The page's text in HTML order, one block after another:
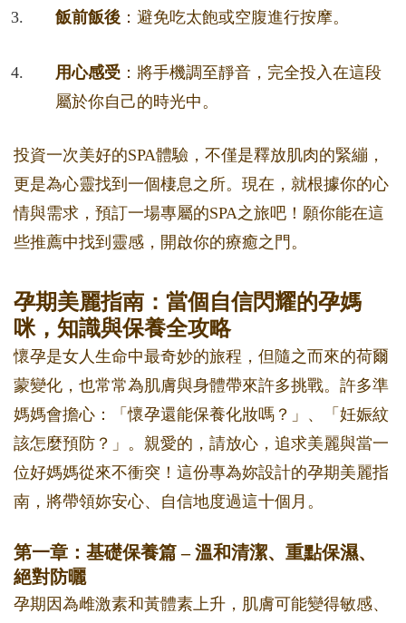
飯前飯後 ：避免吃太飽或空腹進行按摩。
用心感受 ：將手機調至靜音，完全投入在這段
屬於你自己的時光中。
投資一次美好的SPA體驗，不僅是釋放肌肉的緊繃，
更是為心靈找到一個棲息之所。現在，就根據你的心
情與需求，預訂一場專屬的SPA之旅吧！願你能在這
些推薦中找到靈感，開啟你的療癒之門。
孕期美麗指南：當個自信閃耀的孕媽
咪，知識與保養全攻略
懷孕是女人生命中最奇妙的旅程，但隨之而來的荷爾
蒙變化，也常常為肌膚與身體帶來許多挑戰。許多準
媽媽會擔心：「懷孕還能保養化妝嗎？」、「妊娠紋
該怎麼預防？」。親愛的，請放心，追求美麗與當一
位好媽媽從來不衝突！這份專為妳設計的孕期美麗指
南，將帶領妳安心、自信地度過這十個月。
第一章：基礎保養篇 – 溫和清潔、重點保濕、
絕對防曬
孕期因為雌激素和黃體素上升，肌膚可能變得敏感、